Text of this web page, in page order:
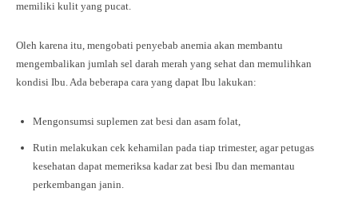
memiliki kulit yang pucat.
Oleh karena itu, mengobati penyebab anemia akan membantu
mengembalikan jumlah sel darah merah yang sehat dan memulihkan
kondisi Ibu. Ada beberapa cara yang dapat Ibu lakukan:
Mengonsumsi suplemen zat besi dan asam folat,
Rutin melakukan cek kehamilan pada tiap trimester, agar petugas
kesehatan dapat memeriksa kadar zat besi Ibu dan memantau
perkembangan janin.